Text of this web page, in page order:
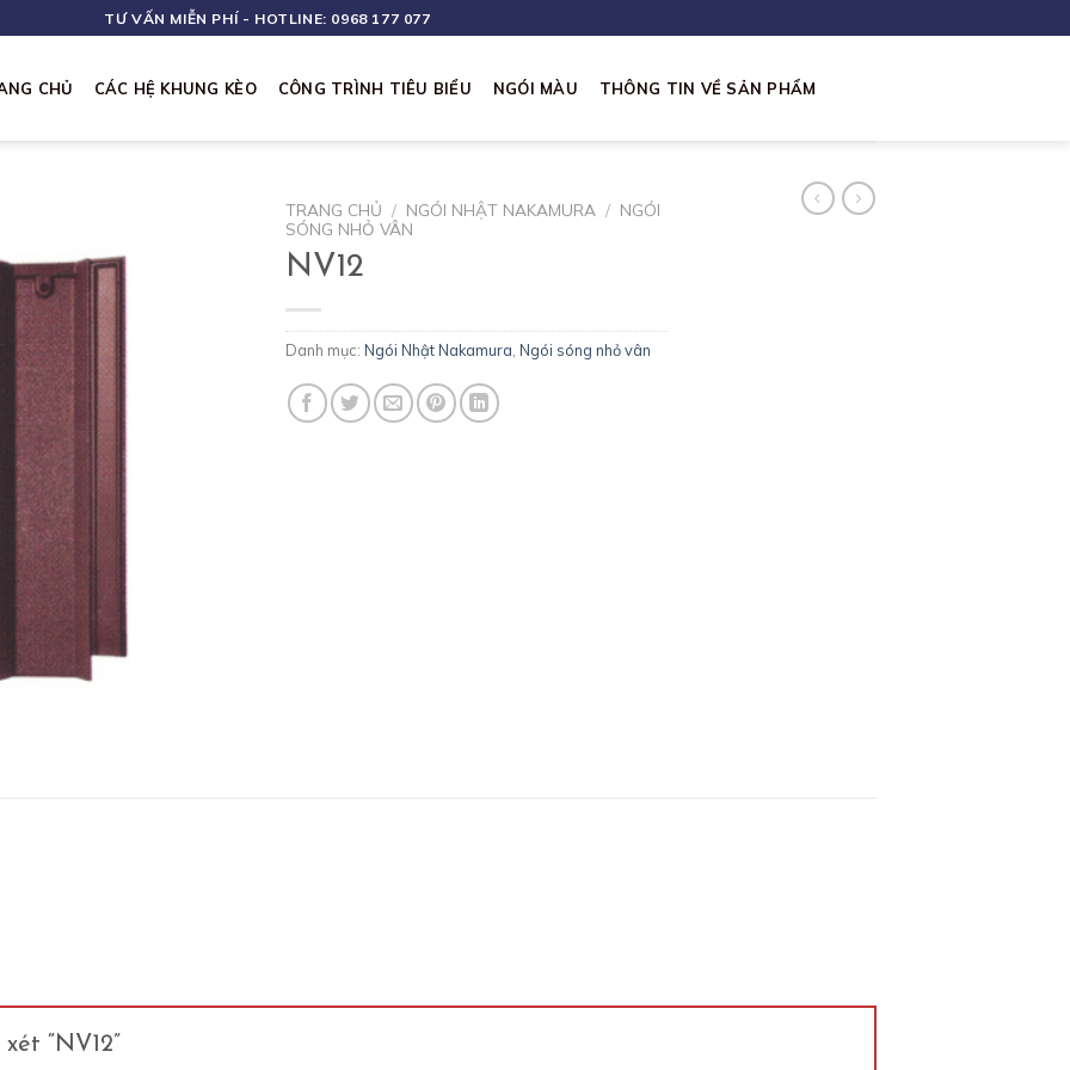
TƯ VẤN MIỄN PHÍ - HOTLINE: 0968 177 077
CHỦ CÁC HỆ KHUNG KÈO CÔNG TRÌNH TIÊU BIỂU NGÓI MÀU THÔNG TIN VỀ SẢN PHẨM
TRANG CHỦ / NGÓI NHẬT NAKAMURA / NGÓI
SÓNG NHỎ VÂN
NV12
Danh mục: Ngói Nhật Nakamura Ngói sóng nhỏ vân
“NV12”